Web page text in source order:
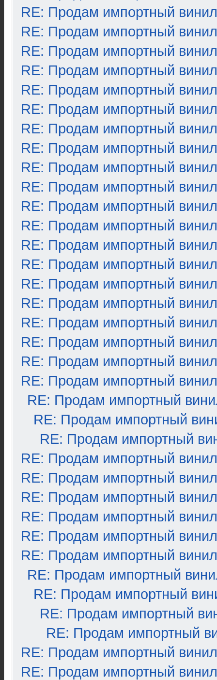
RE: Продам импортный винил
RE: Продам импортный винил
RE: Продам импортный винил
RE: Продам импортный винил
RE: Продам импортный винил
RE: Продам импортный винил
RE: Продам импортный винил
RE: Продам импортный винил
RE: Продам импортный винил
RE: Продам импортный винил
RE: Продам импортный винил
RE: Продам импортный винил
RE: Продам импортный винил
RE: Продам импортный винил
RE: Продам импортный винил
RE: Продам импортный винил
RE: Продам импортный винил
RE: Продам импортный винил
RE: Продам импортный винил
RE: Продам импортный винил
RE: Продам импортный
RE: Продам импортный
RE: Продам импортный
RE: Продам импортный винил
RE: Продам импортный винил
RE: Продам импортный винил
RE: Продам импортный винил
RE: Продам импортный винил
RE: Продам импортный винил
RE: Продам импортный
RE: Продам импортный
RE: Продам импортный
RE: Продам импортный
RE: Продам импортный винил
RE: Продам импортный винил